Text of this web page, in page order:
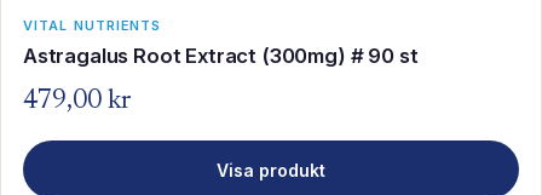
VITAL NUTRIENTS
Astragalus Root Extract (300mg) # 90 st
479,00 kr
Visa produkt